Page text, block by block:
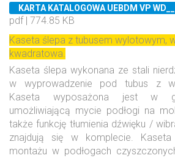
KARTA KATALOGOWA UEBDM VP
pdf | 774.85 KB
Kaseta ślepa z tubusem wylotowym,
kwadratowa.
Kaseta ślepa wykonana ze stali
w wyprowadzenie pod tubus z
Kaseta wyposażona jest w
umożliwiającą mycie podłogi na
także funkcję tłumienia dźwięku /
znajdują się w komplecie.
montażu w podłogach